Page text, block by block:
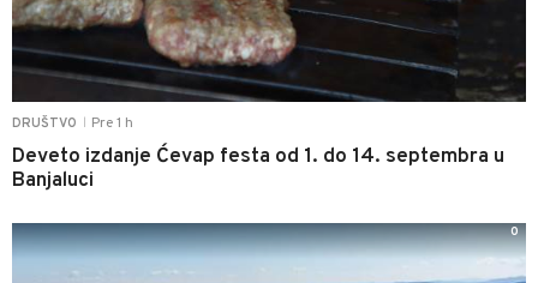
DRUŠTVO Pre 1 h
Deveto izdanje Ćevap festa od 1. do 14. septembra u
Banjaluci
0